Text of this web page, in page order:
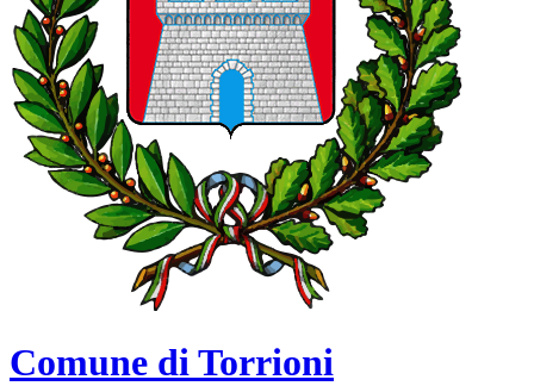
Comune di Torrioni